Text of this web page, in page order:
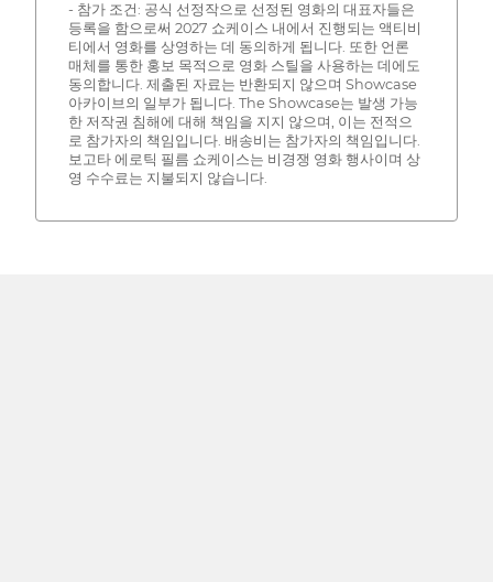
- 참가 조건: 공식 선정작으로 선정된 영화의 대표자들은
등록을 함으로써 2027 쇼케이스 내에서 진행되는 액티비
티에서 영화를 상영하는 데 동의하게 됩니다. 또한 언론
매체를 통한 홍보 목적으로 영화 스틸을 사용하는 데에도
동의합니다. 제출된 자료는 반환되지 않으며 Showcase
아카이브의 일부가 됩니다. The Showcase는 발생 가능
한 저작권 침해에 대해 책임을 지지 않으며, 이는 전적으
로 참가자의 책임입니다. 배송비는 참가자의 책임입니다.
보고타 에로틱 필름 쇼케이스는 비경쟁 영화 행사이며 상
영 수수료는 지불되지 않습니다.